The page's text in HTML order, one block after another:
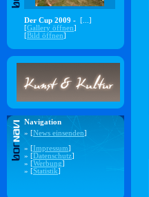
Der Cup 2009 -
[...]
[Gallery öffnen]
[Bild öffnen]
Navigation
» [News einsenden]
» [Impressum]
» [Datenschutz]
» [Werbung]
» [Statistik]